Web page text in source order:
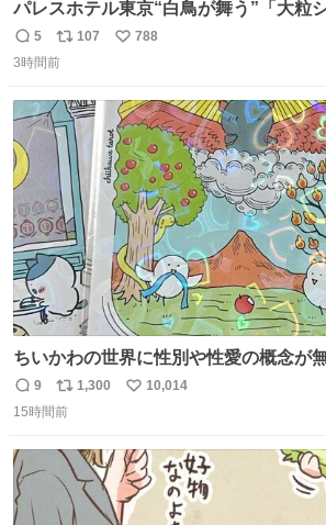
パレスホテル東京“白鳥が舞う”「大粒
パフェ」キラキラ輝く水面ジュレ添え -
press.net/news/149567
返
信
5
リ
ポ
ト
数
107
い
数
788
3時間前
ちいかわの世界に性別や性愛の概念が
かわタロットでも恋人・女帝・女教皇
させないように描かれてるんだよね。
返
信
9
リ
ポ
ト
数
1,300
い
数
10,014
15時間前